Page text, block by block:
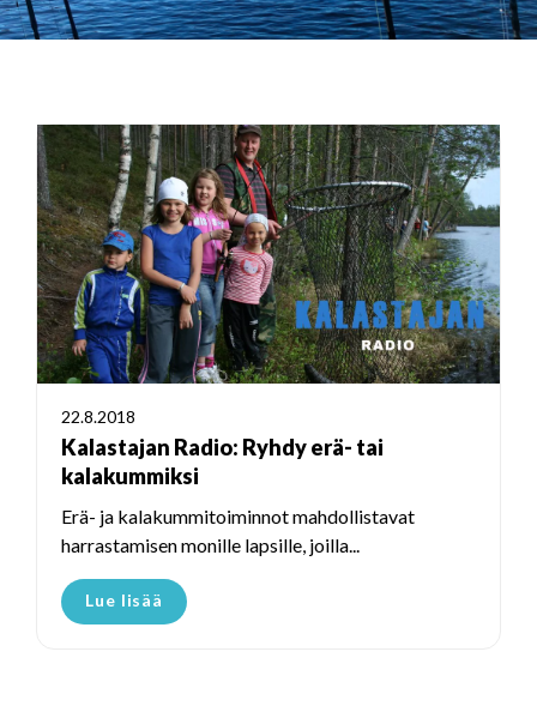
22.8.2018
Kalastajan Radio: Ryhdy erä- tai
kalakummiksi
Erä- ja kalakummitoiminnot mahdollistavat
harrastamisen monille lapsille, joilla...
Lue lisää